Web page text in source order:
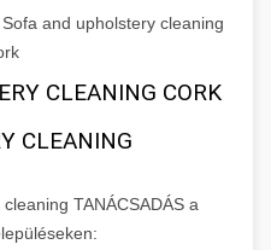
Sofa and upholstery cleaning
CLEANING CORK
CLEANING
TANÁCSADÁS a